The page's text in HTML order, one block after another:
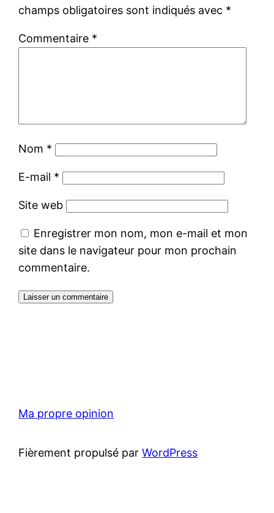
champs obligatoires sont indiqués avec *
Commentaire *
Nom *
E-mail *
Site web
Enregistrer mon nom, mon e-mail et mon
site dans le navigateur pour mon prochain
commentaire.
Ma propre opinion
Fièrement propulsé parWordPress